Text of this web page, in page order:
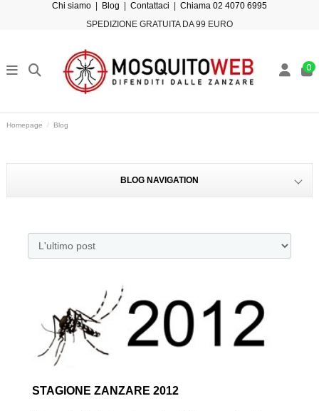
Chi siamo Blog Contattaci
Chiama 02 4070 6995
SPEDIZIONE GRATUITA DA 99 EURO
0
Homepage Blog
BLOG NAVIGATION
STAGIONE ZANZARE 2012